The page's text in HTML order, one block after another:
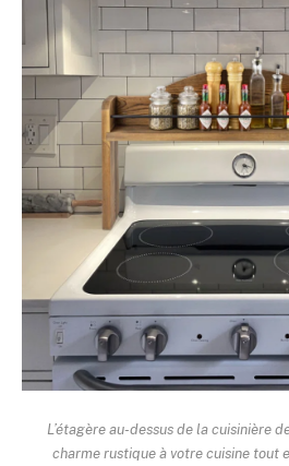
L’étagère au-dessus de la cuisinière
charme rustique à votre cuisine tout